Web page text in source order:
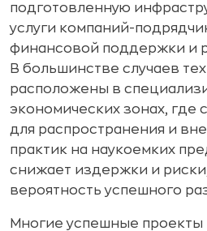
подготовленную
услуги компаний-
финансовой поддержки и
В большинстве случаев
расположены в
экономических зонах, где
для распространения и
практик на наукоемких
снижает издержки и
вероятность успешного
Многие успешные проекты